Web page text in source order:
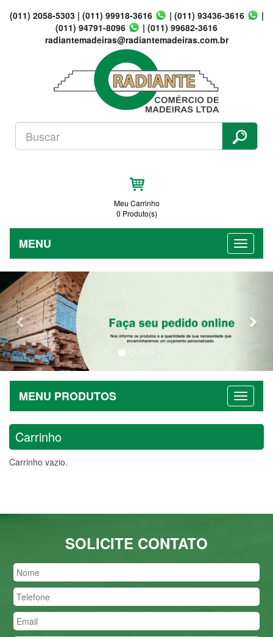
(011) 2058-5303| (011) 99918-3616 | (011) 93436-3616
|
(011) 94791-8096
| (011) 99682-3616
radiantemadeiras@radiantemadeiras.com.br
Meu Carrinho
0 Produto(s)
MENU
Previous
MENU PRODUTOS
Carrinho
Carrinho vazio.
SOLICITE CONTATO